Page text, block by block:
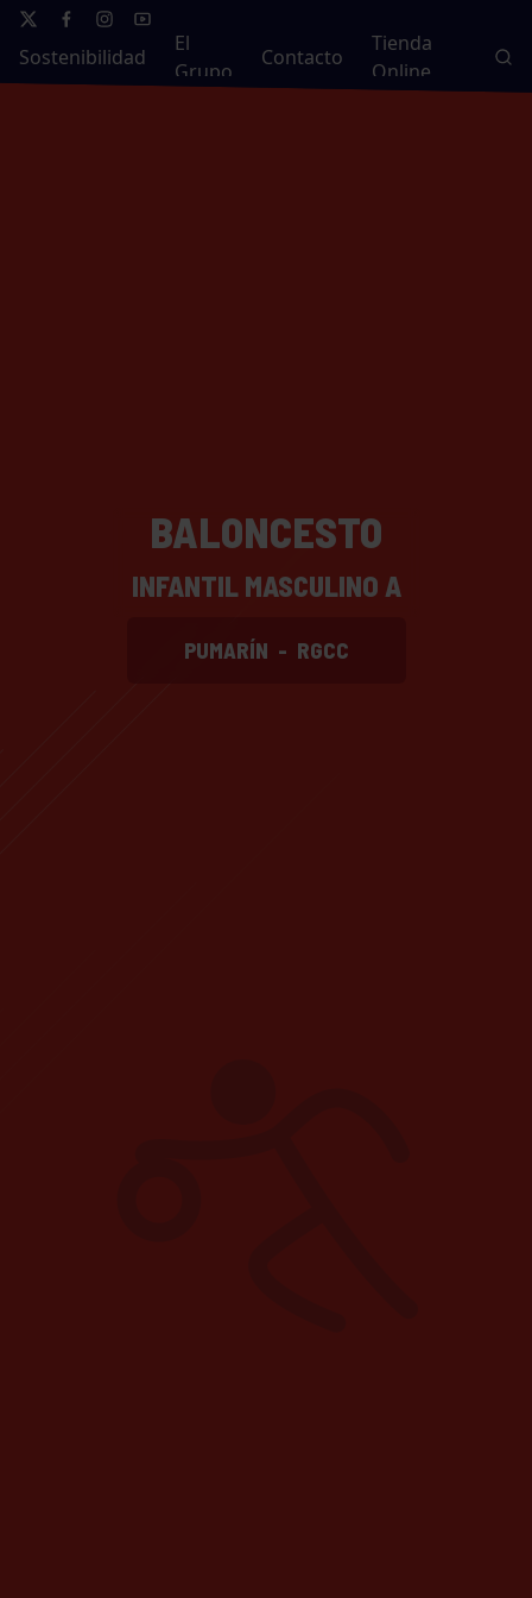
Sostenibilidad
El
Grupo
Contacto
Tienda
Online
BALONCESTO
INFANTIL MASCULINO A
PUMARÍN - RGCC